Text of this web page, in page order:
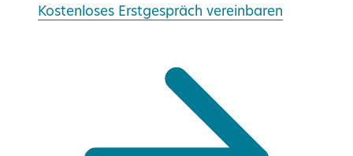
Kostenloses Erstgespräch vereinbaren